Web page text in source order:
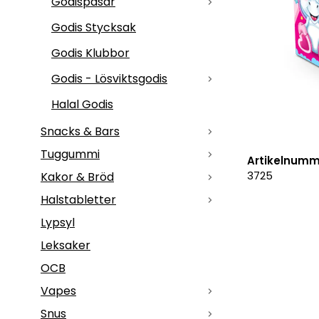
Godis Stycksak
Godis Klubbor
Godis - Lösviktsgodis
Halal Godis
Snacks & Bars
Tuggummi
Kakor & Bröd
Halstabletter
Lypsyl
Leksaker
OCB
Vapes
Snus
3725